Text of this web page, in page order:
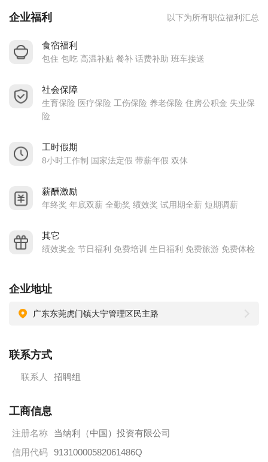
过近10年的发展，当纳利的销售额增长超过了10倍。2006年以
整合包装类平台；2010年公司成功地从传统的印刷制造模式逐
解决方案。2012年公司开创了标签业务。近5年，当纳利中国的
销售额以平均每年超过10%的速度持续增长。目前，企业为不
案。精简的解决方案涵盖了整个项目周期，并且单个功能可以
支持特定的项目或阶段。当纳利的产品涉及图书、包装盒、标
纳利中国致力于成为全球领先的整合多渠道营销方案和商业沟
道沟通。
当纳利亚洲倡导“HAI”价值观即卓越绩效，勇担责任，持续创
每位员工的工作中。人才无疑是当纳利盈利增长的最大资产。
源的持续发展，提高员工个人的职业竞争力。
企业福利 以下为所有职位福利汇总
食宿福利
包住 包吃 高温补贴 餐补 话费补助 班车接送
社会保障
生育保险 医疗保险 工伤保险 养老保险 住房公积金 失业保
险
工时假期
8小时工作制 国家法定假 带薪年假 双休
薪酬激励
年终奖 年底双薪 全勤奖 绩效奖 试用期全薪 短期调薪
其它
绩效奖金 节日福利 免费培训 生日福利 免费旅游 免费体检
企业地址
广东东莞虎门镇大宁管理区民主路
联系方式
联系人 招聘组
工商信息
注册名称
当纳利（中国）投资有限公司
信用代码 91310000582061486Q